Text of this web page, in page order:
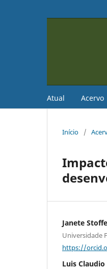
Atual Acervo
Início /
Janete
Universidade
https://
Luis